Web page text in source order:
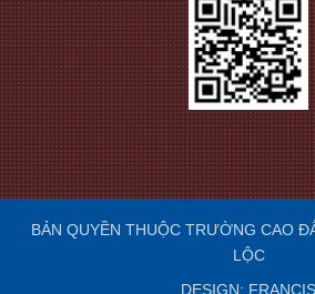
BẢN QUYỀN THUỘC TRƯỜNG CAO
LỘC
DESIGN: FRANCIS